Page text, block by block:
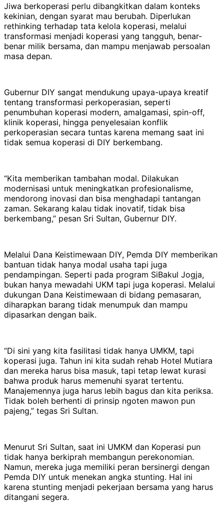
Jiwa berkoperasi perlu dibangkitkan dalam konteks
kekinian, dengan syarat mau berubah. Diperlukan
rethinking terhadap tata kelola koperasi, melalui
transformasi menjadi koperasi yang tangguh, benar-
benar milik bersama, dan mampu menjawab persoalan
masa depan.
Gubernur DIY sangat mendukung upaya-upaya kreatif
tentang transformasi perkoperasian, seperti
penumbuhan koperasi modern, amalgamasi, spin-off,
klinik koperasi, hingga penyelesaian konflik
perkoperasian secara tuntas karena memang saat ini
tidak semua koperasi di DIY berkembang.
“Kita memberikan tambahan modal. Dilakukan
modernisasi untuk meningkatkan profesionalisme,
mendorong inovasi dan bisa menghadapi tantangan
zaman. Sekarang kalau tidak inovatif, tidak bisa
berkembang,” pesan Sri Sultan, Gubernur DIY.
Melalui Dana Keistimewaan DIY, Pemda DIY memberikan
bantuan tidak hanya modal usaha tapi juga
pendampingan. Seperti pada program SiBakul Jogja,
bukan hanya mewadahi UKM tapi juga koperasi. Melalui
dukungan Dana Keistimewaan di bidang pemasaran,
diharapkan barang tidak menumpuk dan mampu
dipasarkan dengan baik.
“Di sini yang kita fasilitasi tidak hanya UMKM, tapi
koperasi juga. Tahun ini kita sudah rehab Hotel Mutiara
dan mereka harus bisa masuk, tapi tetap lewat kurasi
bahwa produk harus memenuhi syarat tertentu.
Manajemennya juga harus lebih bagus dan kita periksa.
Tidak boleh berhenti di prinsip ngoten mawon pun
pajeng,” tegas Sri Sultan.
Menurut Sri Sultan, saat ini UMKM dan Koperasi pun
tidak hanya berkiprah membangun perekonomian.
Namun, mereka juga memiliki peran bersinergi dengan
Pemda DIY untuk menekan angka stunting. Hal ini
karena stunting menjadi pekerjaan bersama yang harus
ditangani segera.